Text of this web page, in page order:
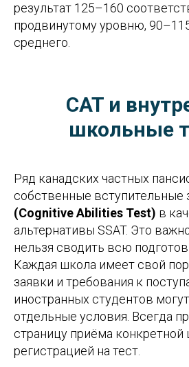
результат 125–160
продвинутому уровню,
среднего.
CAT и
школьные
Ряд канадских частных
собственные вступительные
(Cognitive Abilities Test) в
альтернативы SSAT. Это
нельзя сводить всю
Каждая школа имеет свой
заявки и требования к
иностранных студентов
отдельные условия. Всегда
страницу приёма
регистрацией на тест.